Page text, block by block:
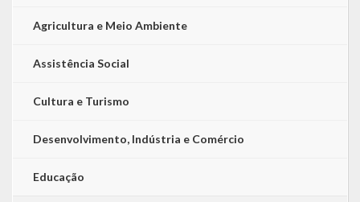
Agricultura e Meio Ambiente
Assistência Social
Cultura e Turismo
Desenvolvimento, Indústria e Comércio
Educação